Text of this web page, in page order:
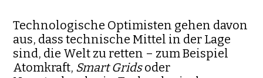
Technologische Optimisten gehen davon
aus, dass technische Mittel in der Lage
sind, die Welt zu retten – zum Beispiel
Atomkraft, Smart Gridsoder